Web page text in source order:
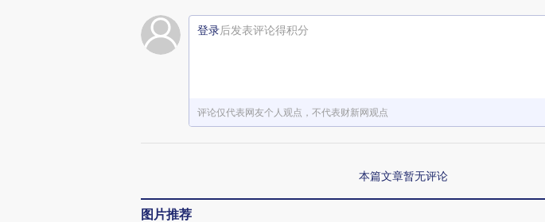
登录后发表评论得积分
评论仅代表网友个人观点，不代表财新网观点
本篇文章暂无评论
图片推荐